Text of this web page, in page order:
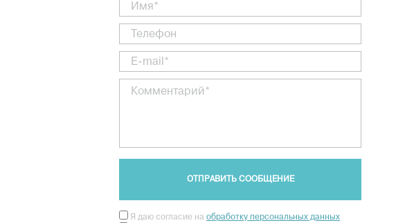
ОТПРАВИТЬ СООБЩЕНИЕ
Я даю согласие на обработку персональных данных